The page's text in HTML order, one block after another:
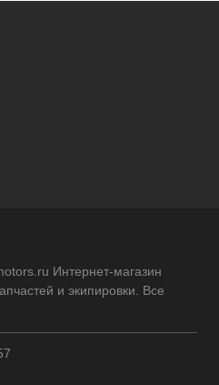
Интернет-магазин
и экипировки. Все